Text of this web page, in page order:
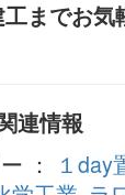
までお気
連情報
： １day